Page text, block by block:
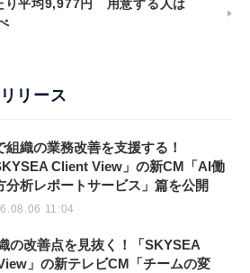
り平均9,977円 用意する人は
リース
組織の業務改善を支援する！
Client View」の新CM「AI働
分析レポートサービス」篇を公開
11:04
の改善点を見抜く！「SKYSEA
」の新テレビCM「チームの変